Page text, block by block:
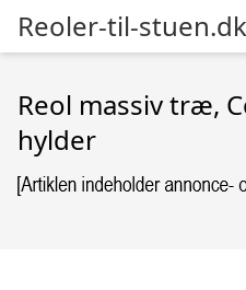
Reoler-til-stuen.dk
Reol massiv træ,
hylder